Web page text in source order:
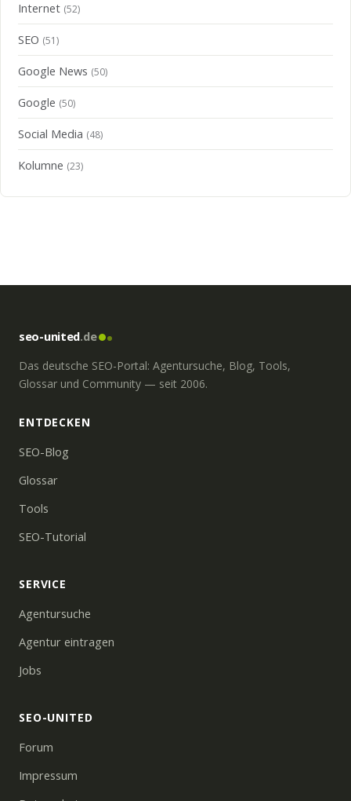
Internet (52)
SEO (51)
Google News (50)
Google (50)
Social Media (48)
Kolumne (23)
seo-united.de
Das deutsche SEO-Portal: Agentursuche, Blog, Tools,
Glossar und Community — seit 2006.
ENTDECKEN
SEO-Blog
Glossar
Tools
SEO-Tutorial
SERVICE
Agentursuche
Agentur eintragen
Jobs
SEO-UNITED
Forum
Impressum